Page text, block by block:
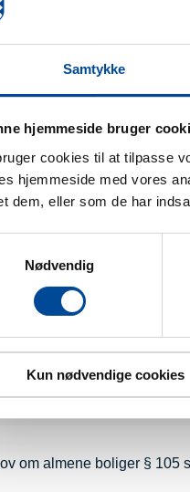
Samtykke
hjemmeside bruger
cookies til at tilpasse
hjemmeside med vores
dem, eller som de har
Nødvendig
Kun nødvendige cookies
støtte tager
i hjemmet, post og
sociale fællesskab på
mulighed for telefonisk
visitation
i Job og Socialservice
tilbuddet
om almene boliger § 105